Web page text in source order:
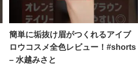
簡単に垢抜け眉がつくれるアイブ
ロウコスメ全色レビュー！#shorts
– 水越みさと